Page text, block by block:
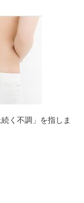
く不調」を指しま